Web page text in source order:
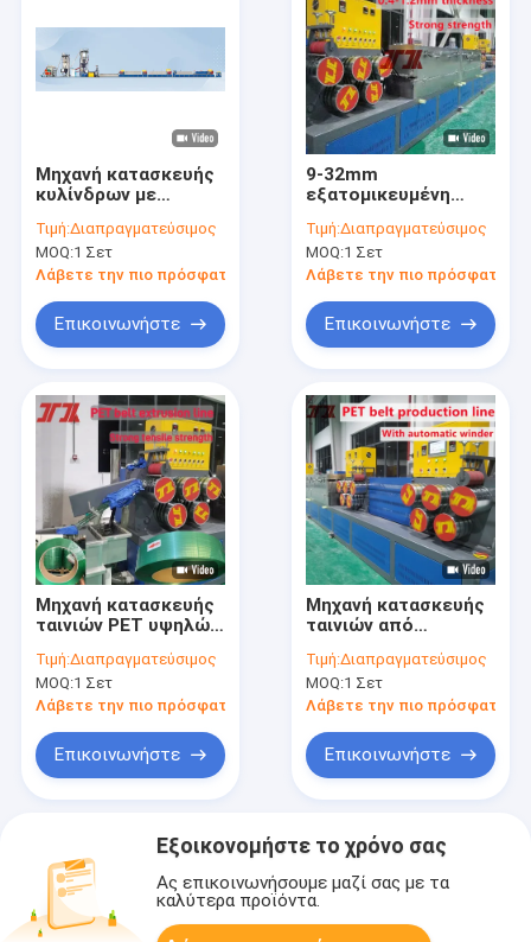
Μηχανή κατασκευής
κυλίνδρων με
Τιμή:Διαπραγματεύσιμος
MOQ:1 Σετ
Λάβετε την πιο πρόσφατη τιμή
Επικοινωνήστε
9-32mm
εξατομικευμένη
ταινίας συσκευασίας
PET με μη
σταματητική αλλαγή
Τιμή:Διαπραγματεύσιμος
MOQ:1 Σετ
Λάβετε την πιο πρόσφατη
Επικοινωνήστε
Μηχανή κατασκευής
ταινιών PET υψηλών
αυξημένη
παραγωγικότητα
Τιμή:Διαπραγματεύσιμος
MOQ:1 Σετ
Λάβετε την πιο πρόσφατη τιμή
Επικοινωνήστε
Μηχανή κατασκευής
ταινιών από
γραμμές) 300-
360KGS/h Πύργος
προ-ξήρανσης 4000L
Τιμή:Διαπραγματεύσιμος
MOQ:1 Σετ
Λάβετε την πιο πρόσφατη
Επικοινωνήστε
Εξοικονομήστε το χρόνο σας
Ας επικοινωνήσουμε μαζί σας με τα
καλύτερα προϊόντα.